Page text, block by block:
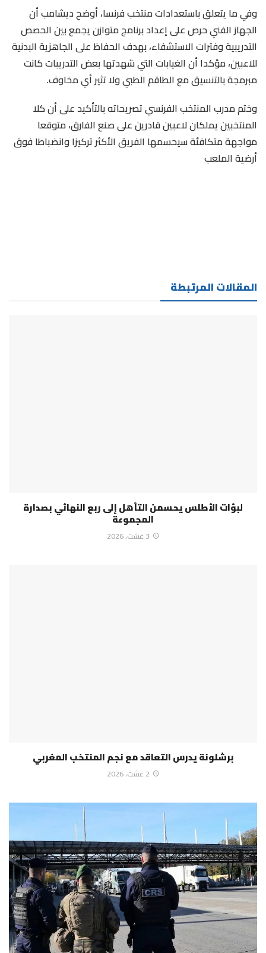
وفي ما يتعلق باستعدادات منتخب فرنسا، أوضح ديشامب أن
الجهاز الفني حرص على إعداد برنامج متوازن يجمع بين الحصص
التدريبية وفترات الاستشفاء، بهدف الحفاظ على الجاهزية البدنية
للاعبين، مؤكدا أن الغيابات التي شهدتها بعض التدريبات كانت
مبرمجة بالتنسيق مع الطاقم الطبي ولا تثير أي مخاوف.
وختم مدرب المنتخب الفرنسي تصريحاته بالتأكيد على أن كلا
المنتخبين يملكان لاعبين قادرين على صنع الفارق، متوقعا
مواجهة متكافئة سيحسمها الفريق الأكثر تركيزا وانضباطا فوق
أرضية الملعب
المقالات المرتبطة
لبؤات الأطلس يحسمن التأهل إلى ربع النهائي بصدارة
المجموعة
3 غشت، 2026
برشلونة يدرس التعاقد مع نجم المنتخب المغربي
2 غشت، 2026